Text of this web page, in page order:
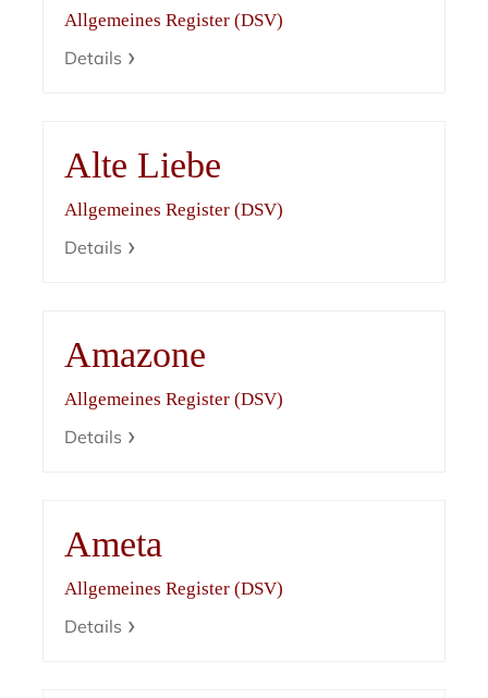
Allgemeines Register (DSV)
Details
Alte Liebe
Allgemeines Register (DSV)
Details
Amazone
Allgemeines Register (DSV)
Details
Ameta
Allgemeines Register (DSV)
Details